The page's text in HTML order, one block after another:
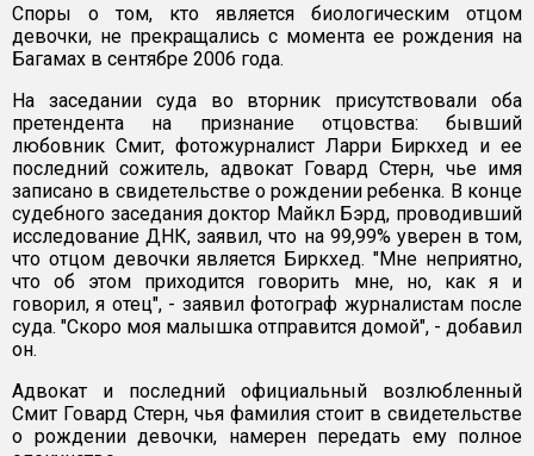
Споры о том, кто является биологическим отцом
девочки, не прекращались с момента ее рождения на
Багамах в сентябре 2006 года.
На заседании суда во вторник присутствовали оба
претендента на признание отцовства: бывший
любовник Смит, фотожурналист Ларри Биркхед и ее
последний сожитель, адвокат Говард Стерн, чье имя
записано в свидетельстве о рождении ребенка. В конце
судебного заседания доктор Майкл Бэрд, проводивший
исследование ДНК, заявил, что на 99,99% уверен в том,
что отцом девочки является Биркхед. "Мне неприятно,
что об этом приходится говорить мне, но, как я и
говорил, я отец", - заявил фотограф журналистам после
суда. "Скоро моя малышка отправится домой", - добавил
он.
Адвокат и последний официальный возлюбленный
Смит Говард Стерн, чья фамилия стоит в свидетельстве
о рождении девочки, намерен передать ему полное